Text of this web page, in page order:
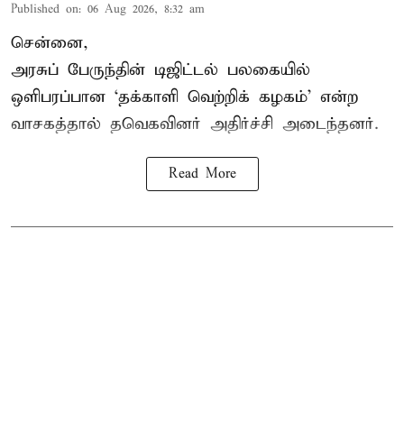
Published on: 06 Aug 2026, 8:32 am
சென்னை,
அரசுப் பேருந்தின் டிஜிட்டல் பலகையில்
ஒளிபரப்பான ‘தக்காளி வெற்றிக் கழகம்’ என்ற
வாசகத்தால் தவெகவினர் அதிர்ச்சி அடைந்தனர்.
Read More